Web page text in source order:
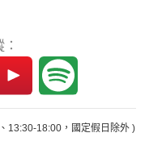
13:30-18:00，國定假日除外 )